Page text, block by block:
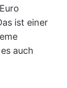
ist einer
auch